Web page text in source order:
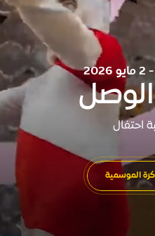
احتفال
الموسمية